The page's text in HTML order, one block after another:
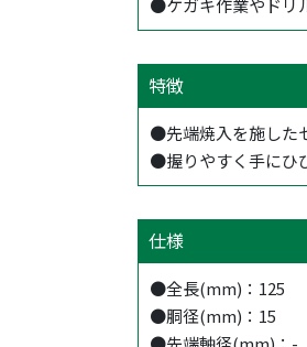
●ケガキ作業やドリ
特徴
●先端焼入を施した
●握りやすく手にひ
仕様
●全長(mm)：125
●胴径(mm)：15